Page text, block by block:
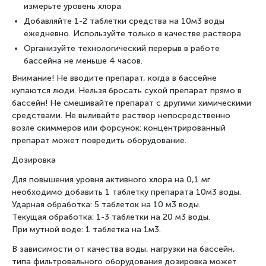
измерьте уровень хлора
Добавляйте 1-2 таблетки средства на 10м3 воды
ежедневно. Используйте только в качестве раствора
Организуйте технологический перерыв в работе
бассейна не меньше 4 часов.
Внимание! Не вводите препарат, когда в бассейне
купаются люди. Нельзя бросать сухой препарат прямо в
бассейн! Не смешивайте препарат с другими химическими
средствами. Не выливайте раствор непосредственно
возле скиммеров или форсунок: концентрированный
препарат может повредить оборудование.
Дозировка
Для повышения уровня активного хлора на 0,1 мг
необходимо добавить 1 таблетку препарата 10м3 воды.
Ударная обработка: 5 таблеток на 10 м3 воды.
Текущая обработка: 1-3 таблетки на 20 м3 воды.
При мутной воде: 1 таблетка на 1м3.
В зависимости от качества воды, нагрузки на бассейн,
типа фильтровального оборудования дозировка может